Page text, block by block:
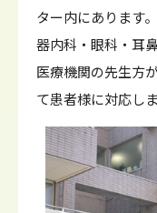
ター内にあります
器内科・眼科・耳
医療機関の先生方
て患者様に対応しま